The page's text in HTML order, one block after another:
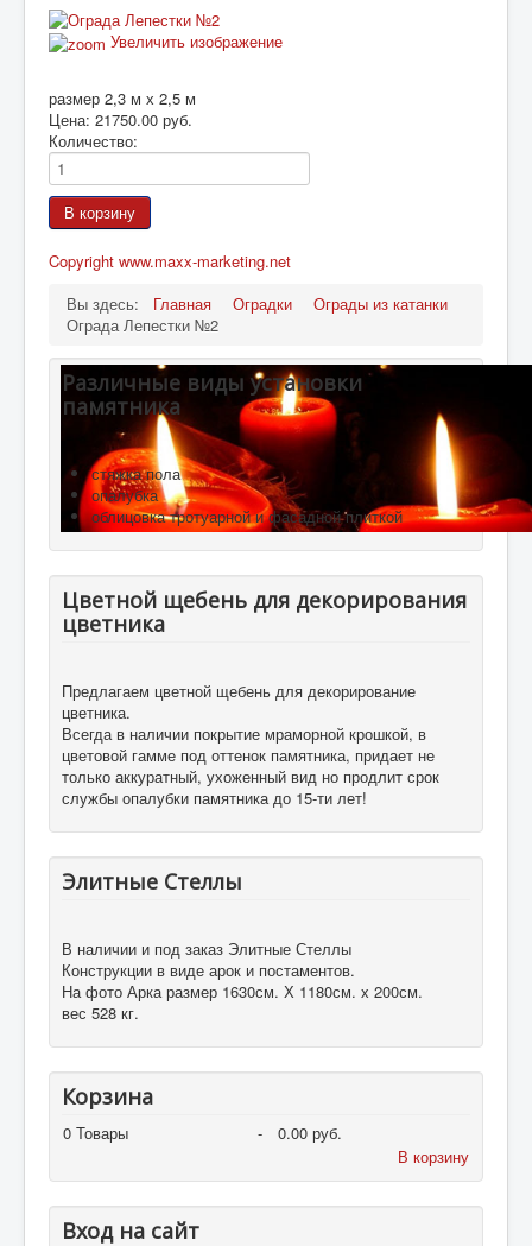
Подготовка памятника
МЕМОРИАЛЫ
Увеличить изображение
размер 2,3 м х 2,5 м
Цена: 21750.00 руб.
Количество:
Copyright www.maxx-marketing.net
Вы здесь:
Главная Оградки
Ограды из катанки
Ограда Лепестки №2
Различные виды установки
памятника
стяжка пола
опалубка
облицовка тротуарной и фасадной плиткой
Цветной щебень для декорирования
цветника
Предлагаем цветной щебень для декорирование
цветника.
Всегда в наличии покрытие мраморной крошкой, в
цветовой гамме под оттенок памятника, придает не
только аккуратный, ухоженный вид но продлит срок
службы опалубки памятника до 15-ти лет!
Элитные Стеллы
В наличии и под заказ Элитные Стеллы
Конструкции в виде арок и постаментов.
На фото Арка размер 1630см. Х 1180см. х 200см.
вес 528 кг.
Корзина
0 Товары -
0.00 руб.
В корзину
Вход на сайт